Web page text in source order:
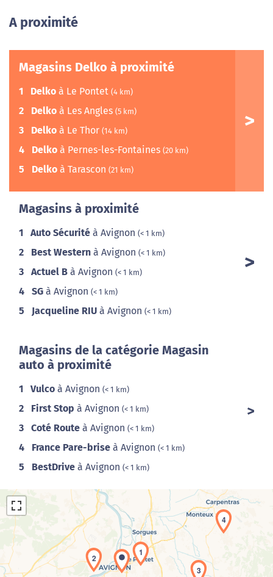
A proximité
Magasins Delko à proximité
1 Delko à Le Pontet (4 km)
2 Delko à Les Angles (5 km)
3 Delko à Le Thor (14 km)
4 Delko à Pernes-les-Fontaines (20 km)
5 Delko à Tarascon (21 km)
Magasins à proximité
1 Auto Sécurité à Avignon (< 1 km)
2 Best Western à Avignon (< 1 km)
3 Actuel B à Avignon (< 1 km)
4 SG à Avignon (< 1 km)
5 Jacqueline RIU à Avignon (< 1 km)
Magasins de la catégorie Magasin
auto à proximité
1 Vulco à Avignon (< 1 km)
2 First Stop à Avignon (< 1 km)
3 Coté Route à Avignon (< 1 km)
4 France Pare-brise à Avignon (< 1 km)
5 BestDrive à Avignon (< 1 km)
1
2
3
4